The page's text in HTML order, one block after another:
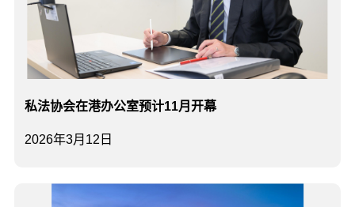
2026年3月12日
私法协会在港办公室预计11月开幕